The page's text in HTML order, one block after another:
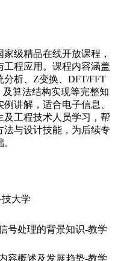
级精品在线开放课程，
工程应用。课程内容涵盖
析、Z变换、DFT/FFT
算法结构实现等完整知
讲解，适合电子信息、
及工程技术人员学习，帮
法与设计技能，为后续专
大学
号处理的背景知识-教学
容概述及发展趋势-教学